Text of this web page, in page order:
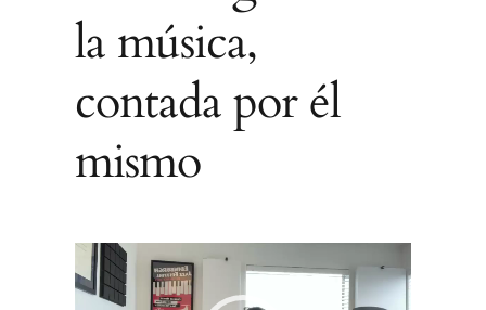
la música,
contada por él
mismo
Reproductor
de